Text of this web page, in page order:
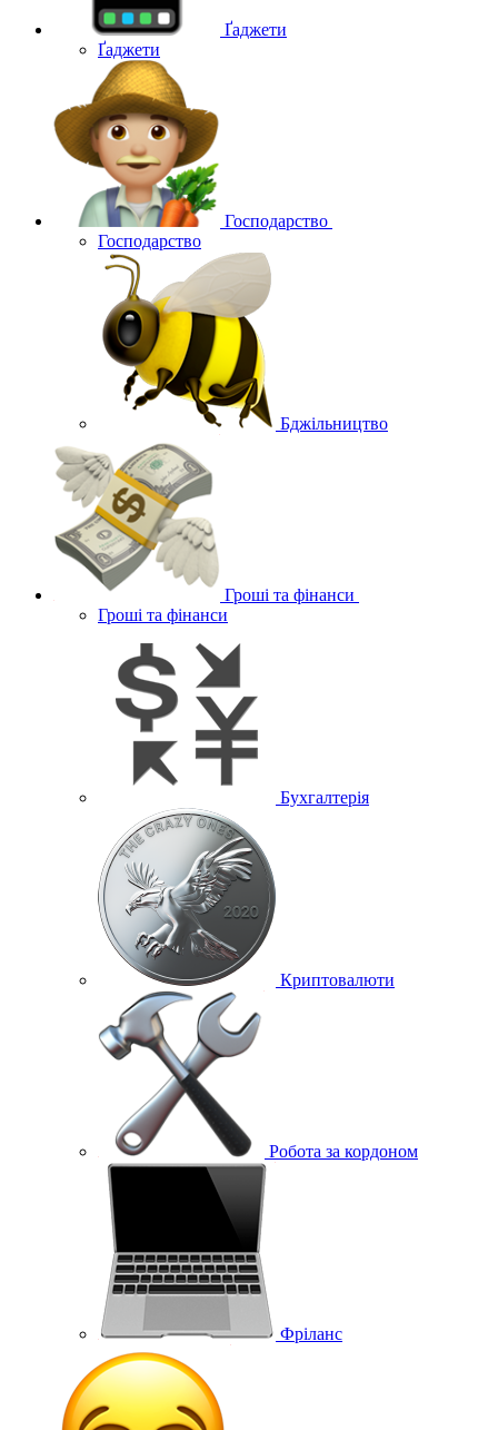
Ґаджети
Ґаджети
Господарство
Господарство
Бджільництво
Гроші та фінанси
Гроші та фінанси
Бухгалтерія
Криптовалюти
Робота за кордоном
Фріланс